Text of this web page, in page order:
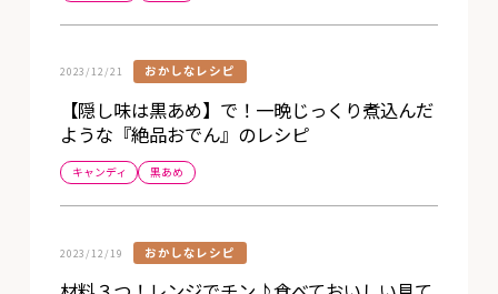
2023/12/21 おかしなレシピ
【隠し味は黒あめ】で！一晩じっくり煮込んだ
ような『絶品おでん』のレシピ
キャンディ 黒あめ
2023/12/19 おかしなレシピ